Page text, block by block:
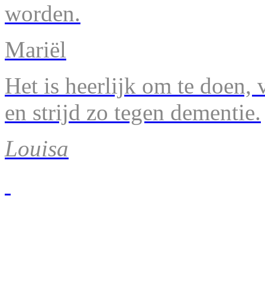
worden.
Mariël
Het is heerlijk om te doen,
en strijd zo tegen dementie.
Louisa